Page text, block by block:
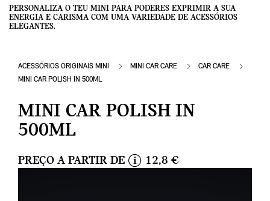
PERSONALIZA O TEU MINI PARA PODERES EXPRIMIR A SUA
ENERGIA E CARISMA COM UMA VARIEDADE DE ACESSÓRIOS
ELEGANTES.
ACESSÓRIOS ORIGINAIS MINI MINI CAR CARE
CAR CARE
MINI CAR POLISH IN 500ML
MINI CAR POLISH IN
500ML
PREÇO A PARTIR DE 12,8 €